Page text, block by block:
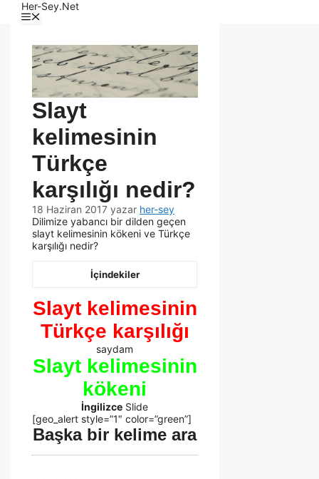
Her-Sey.Net
Slayt
kelimesinin
Türkçe
karşılığı nedir?
18 Haziran 2017 yazar her-sey
Dilimize yabancı bir dilden geçen
slayt kelimesinin kökeni ve Türkçe
karşılığı nedir?
İçindekiler
Slayt kelimesinin
Türkçe karşılığı
saydam
Slayt kelimesinin
kökeni
İngilizce Slide
[geo_alert style=”1″ color=”green”]
Başka bir kelime ara